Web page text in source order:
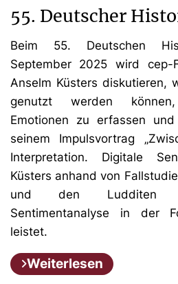
55. Deutscher
Beim 55. Deutschen
September 2025 wird cep-
Anselm Küsters diskutieren,
genutzt werden
Emotionen zu erfassen
seinem Impulsvortrag
Interpretation. Digitale
Küsters anhand von
und den Ludditen
Sentimentanalyse in der
leistet.
Weiterlesen